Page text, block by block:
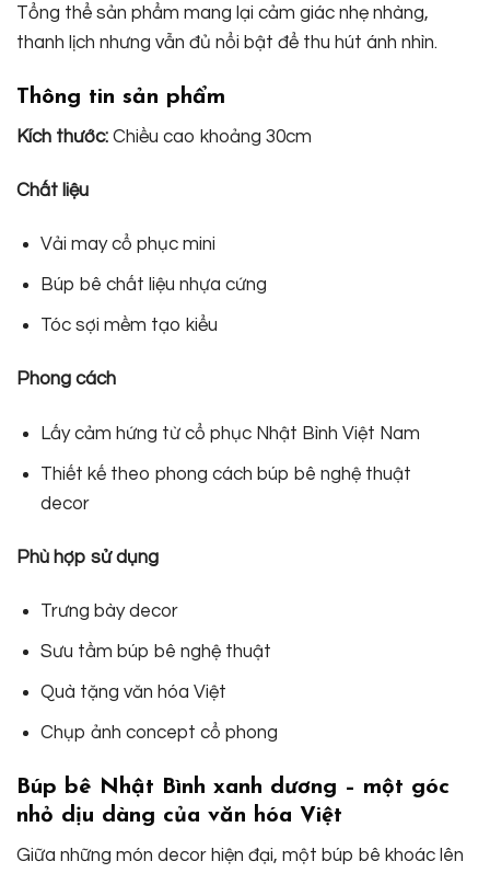
Tổng thể sản phẩm mang lại cảm giác nhẹ nhàng,
thanh lịch nhưng vẫn đủ nổi bật để thu hút ánh nhìn.
Thông tin sản phẩm
Kích thước: Chiều cao khoảng 30cm
Chất liệu
Vải may cổ phục mini
Búp bê chất liệu nhựa cứng
Tóc sợi mềm tạo kiểu
Phong cách
Lấy cảm hứng từ cổ phục Nhật Bình Việt Nam
Thiết kế theo phong cách búp bê nghệ thuật
decor
Phù hợp sử dụng
Trưng bày decor
Sưu tầm búp bê nghệ thuật
Quà tặng văn hóa Việt
Chụp ảnh concept cổ phong
Búp bê Nhật Bình xanh dương – một góc
nhỏ dịu dàng của văn hóa Việt
Giữa những món decor hiện đại, một búp bê khoác lên